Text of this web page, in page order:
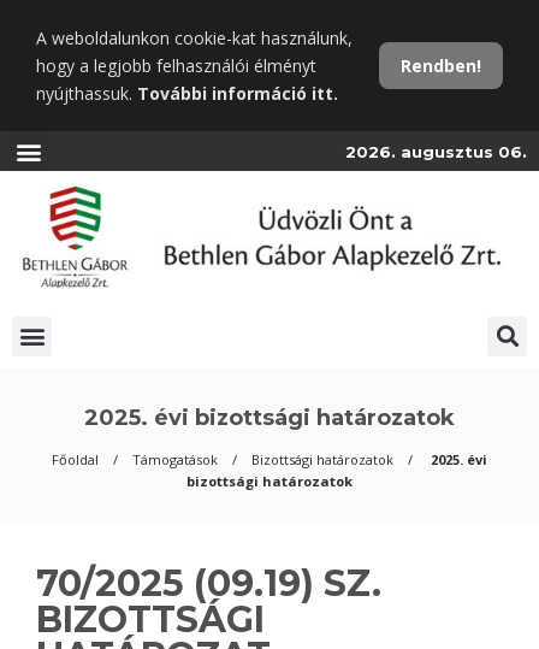
tartalomra
A weboldalunkon cookie-kat használunk,
hogy a legjobb felhasználói élményt
nyújthassuk. További információ itt.
Rendben!
2026. augusztus 06.
2025. évi bizottsági határozatok
Főoldal Támogatások Bizottsági határozatok
2025. évi
bizottsági határozatok
70/2025 (09.19) SZ.
BIZOTTSÁGI